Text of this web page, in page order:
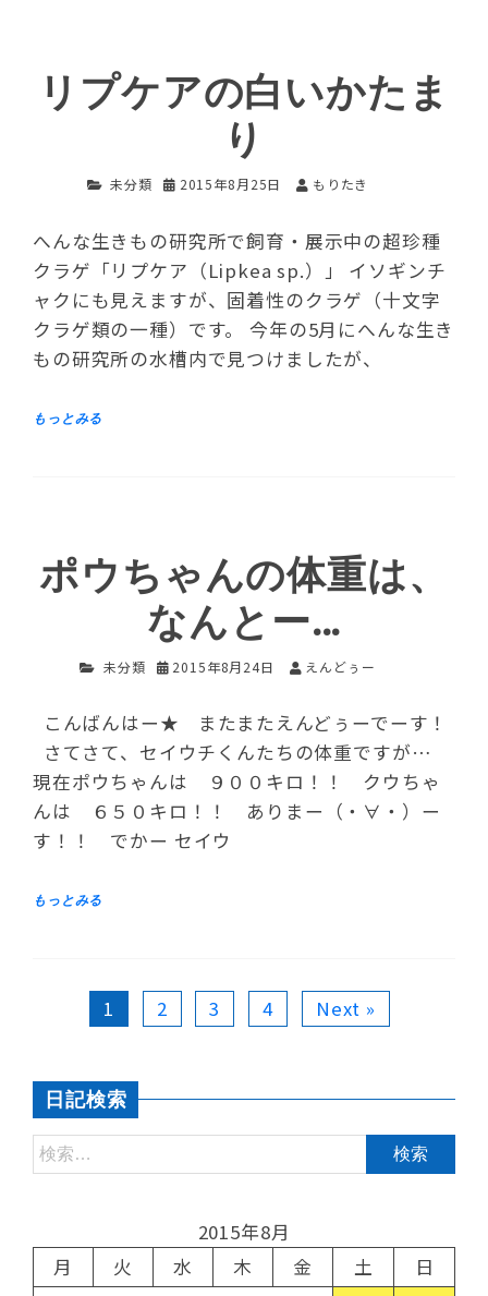
リプケアの白いかたま
り
未分類 2015年8月25日 もりたき
へんな生きもの研究所で飼育・展示中の超珍種
クラゲ「リプケア（Lipkea sp.）」 イソギンチ
ャクにも見えますが、固着性のクラゲ（十文字
クラゲ類の一種）です。 今年の5月にへんな生き
もの研究所の水槽内で見つけましたが、
ポウちゃんの体重は、
なんとー…
未分類 2015年8月24日 えんどぅー
こんばんはー★ またまたえんどぅーでーす！
さてさて、セイウチくんたちの体重ですが…
現在ポウちゃんは ９００キロ！！ クウちゃ
んは ６５０キロ！！ ありまー（・∀・）ー
す！！ でかー セイウ
1 2 3 4 Next »
日記検索
2015年8月
月
火 水 木 金 土
日